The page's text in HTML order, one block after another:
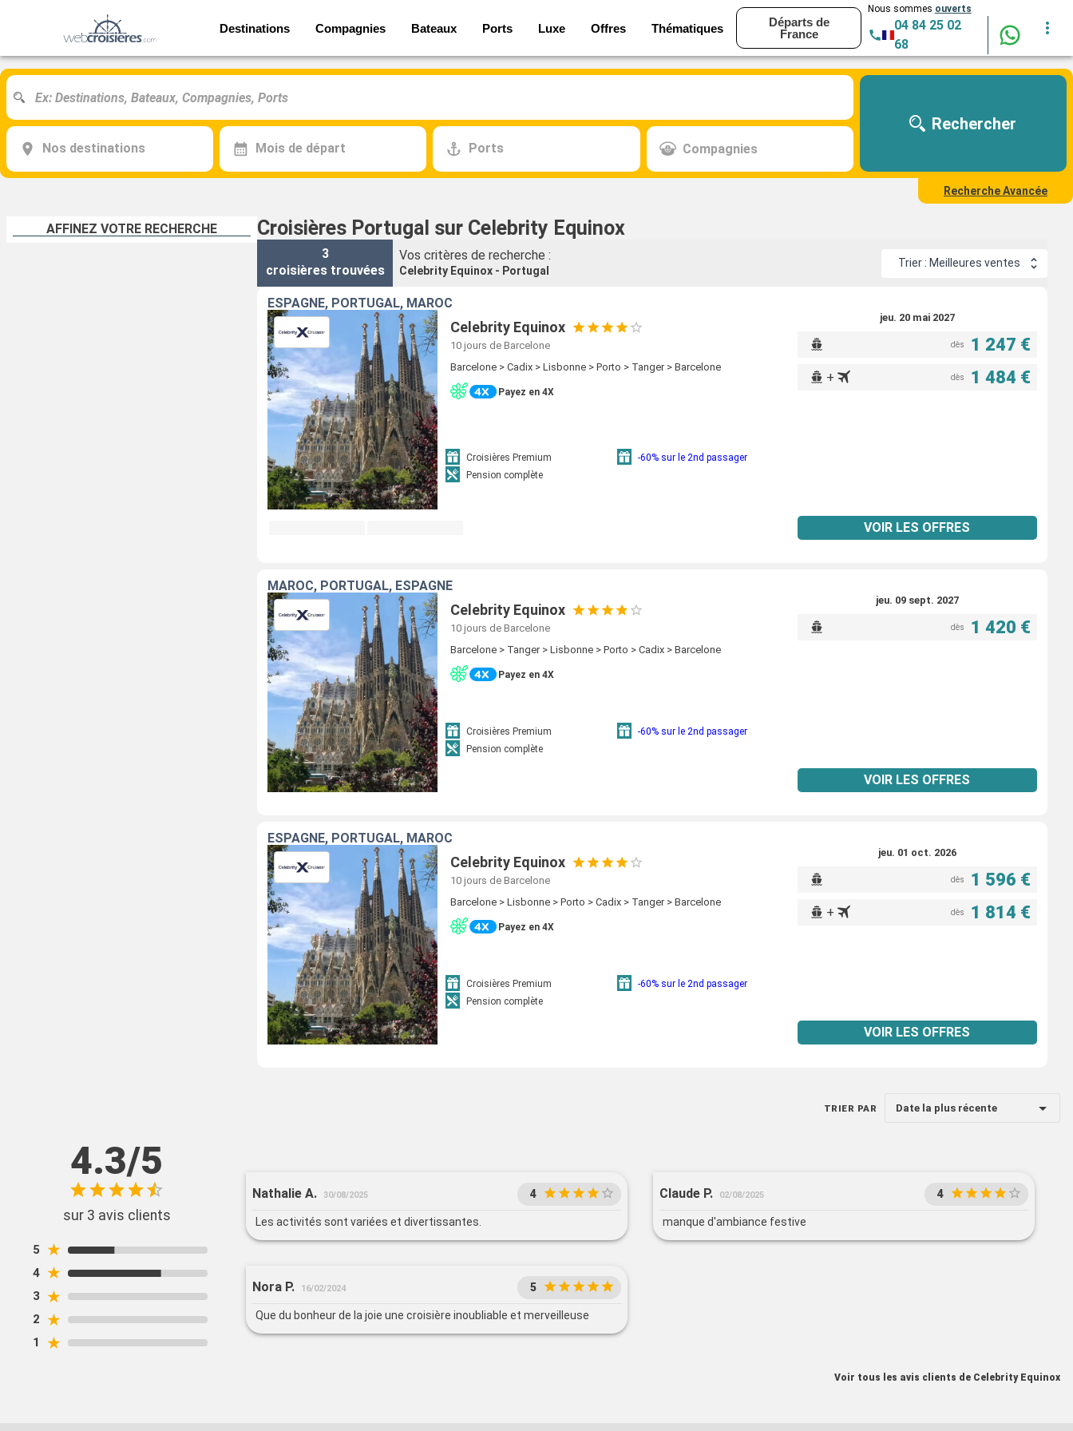
Destinations Compagnies Bateaux Ports Luxe Offres Thématiques
Départs de
France
Nous sommes ouverts
04 84 25 02
68
Nos destinations Mois de départ Ports Compagnies
Rechercher
Recherche Avancée
AFFINEZ VOTRE RECHERCHE Croisières Portugal sur Celebrity Equinox
3
croisières trouvées
Vos critères de recherche :
Celebrity Equinox - Portugal
Trier : Meilleures ventes
ESPAGNE, PORTUGAL, MAROC
Celebrity Equinox
10 jours de Barcelone
Barcelone > Cadix > Lisbonne > Porto > Tanger > Barcelone
Payez en 4X
Croisières Premium
-60% sur le 2nd passager
Pension complète
jeu. 20 mai 2027
dès 1 247 €
+ dès 1 484 €
VOIR LES OFFRES
MAROC, PORTUGAL, ESPAGNE
Celebrity Equinox
10 jours de Barcelone
Barcelone > Tanger > Lisbonne > Porto > Cadix > Barcelone
Payez en 4X
Croisières Premium
-60% sur le 2nd passager
Pension complète
jeu. 09 sept. 2027
dès 1 420 €
VOIR LES OFFRES
ESPAGNE, PORTUGAL, MAROC
Celebrity Equinox
10 jours de Barcelone
Barcelone > Lisbonne > Porto > Cadix > Tanger > Barcelone
Payez en 4X
Croisières Premium
-60% sur le 2nd passager
Pension complète
jeu. 01 oct. 2026
dès 1 596 €
+ dès 1 814 €
VOIR LES OFFRES
TRIER PAR Date la plus récente
4.3/5
sur 3 avis clients
5 ★
4 ★
3 ★
2 ★
1 ★
Nathalie A. 30/08/2025 4
Les activités sont variées et divertissantes.
Claude P. 02/08/2025 4
manque d'ambiance festive
Nora P. 16/02/2024 5
Que du bonheur de la joie une croisière inoubliable et merveilleuse
Voir tous les avis clients de Celebrity Equinox